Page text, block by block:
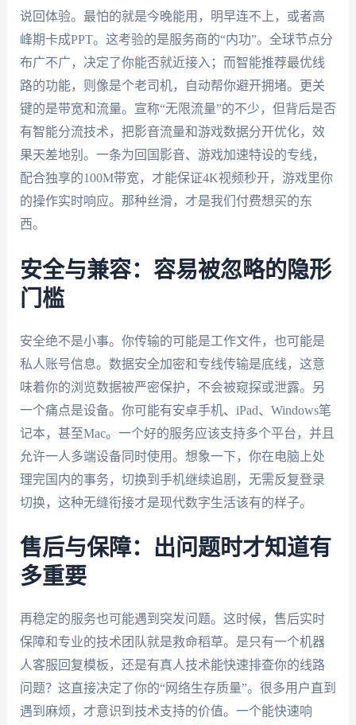
说回体验。最怕的就是今晚能用，明早连不上，或者高
峰期卡成PPT。这考验的是服务商的“内功”。全球节点分
布广不广，决定了你能否就近接入；而智能推荐最优线
路的功能，则像是个老司机，自动帮你避开拥堵。更关
键的是带宽和流量。宣称“无限流量”的不少，但背后是否
有智能分流技术，把影音流量和游戏数据分开优化，效
果天差地别。一条为回国影音、游戏加速特设的专线，
配合独享的100M带宽，才能保证4K视频秒开，游戏里你
的操作实时响应。那种丝滑，才是我们付费想买的东
西。
安全与兼容：容易被忽略的隐形
门槛
安全绝不是小事。你传输的可能是工作文件，也可能是
私人账号信息。数据安全加密和专线传输是底线，这意
味着你的浏览数据被严密保护，不会被窥探或泄露。另
一个痛点是设备。你可能有安卓手机、iPad、Windows笔
记本，甚至Mac。一个好的服务应该支持多个平台，并且
允许一人多端设备同时使用。想象一下，你在电脑上处
理完国内的事务，切换到手机继续追剧，无需反复登录
切换，这种无缝衔接才是现代数字生活该有的样子。
售后与保障：出问题时才知道有
多重要
再稳定的服务也可能遇到突发问题。这时候，售后实时
保障和专业的技术团队就是救命稻草。是只有一个机器
人客服回复模板，还是有真人技术能快速排查你的线路
问题？这直接决定了你的“网络生存质量”。很多用户直到
遇到麻烦，才意识到技术支持的价值。一个能快速响